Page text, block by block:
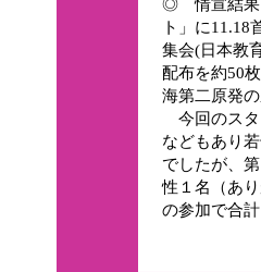
◎ 情宣結果
ト」に11.18
集会(日本教
配布を約50
海第二原発
今回のスタ
などもあり
でしたが、
性１名（あ
の参加で合